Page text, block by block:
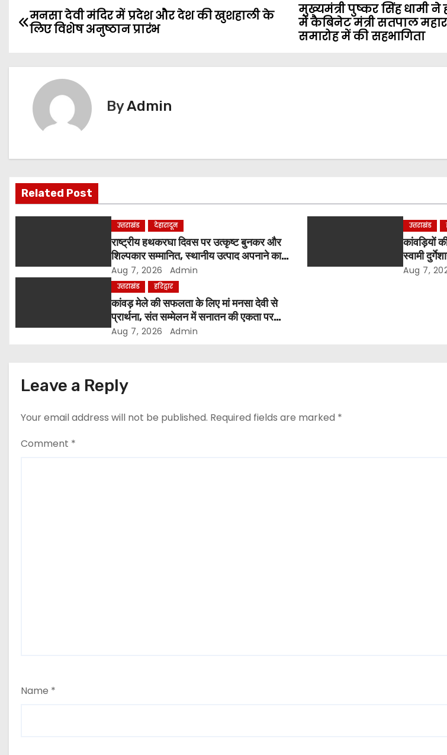
P
s
v
i
g
t
मुख्यमंत्री पुष्कर सिंह धामी ने
में कैबिनेट मंत्री सतपाल
समारोह में की सहभागिता
मनसा देवी मंदिर में प्रदेश और देश की खुशहाली के
लिए विशेष अनुष्ठान प्रारंभ
ByAdmin
Related Post
उत्तराखंड देहारादून
राष्ट्रीय हथकरघा दिवस पर उत्कृष्ट बुनकर और
शिल्पकार सम्मानित, स्थानीय उत्पाद अपनाने का
आह्वान
Aug 7, 2026 Admin
उत्तराखंड
कांवड़ियों
स्वामी
Aug 7,
उत्तराखंड हरिद्वार
कांवड़ मेले की सफलता के लिए मां मनसा देवी से
प्रार्थना, संत सम्मेलन में सनातन की एकता पर
मंथन
Aug 7, 2026 Admin
Leave a Reply
Your email address will not be published. Required fields are marked *
Comment *
Name *